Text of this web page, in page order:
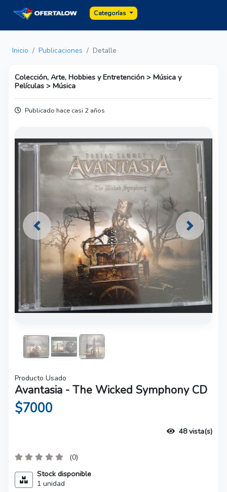
Categorías
Inicio Publicaciones Detalle
Colección, Arte, Hobbies y Entretención > Música y
Películas > Música
Publicado hace casi 2 años
Previous Next
Producto Usado
Avantasia - The Wicked Symphony CD
$7000
48 vista(s)
(0)
Stock disponible
1 unidad